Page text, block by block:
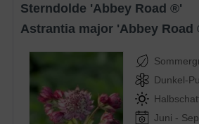
Sterndolde 'Abbey Road ®'
Astrantia major 'Abbey Road
Dunkel-
Juni -